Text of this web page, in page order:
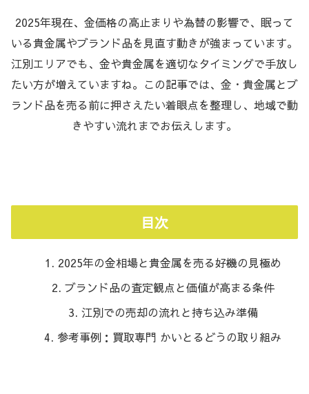
2025年現在、金価格の高止まりや為替の影響で、眠って
いる貴金属やブランド品を見直す動きが強まっています。
江別エリアでも、金や貴金属を適切なタイミングで手放し
たい方が増えていますね。この記事では、金・貴金属とブ
ランド品を売る前に押さえたい着眼点を整理し、地域で動
きやすい流れまでお伝えします。
目次
2025年の金相場と貴金属を売る好機の見極め
ブランド品の査定観点と価値が高まる条件
江別での売却の流れと持ち込み準備
参考事例：買取専門 かいとるどうの取り組み